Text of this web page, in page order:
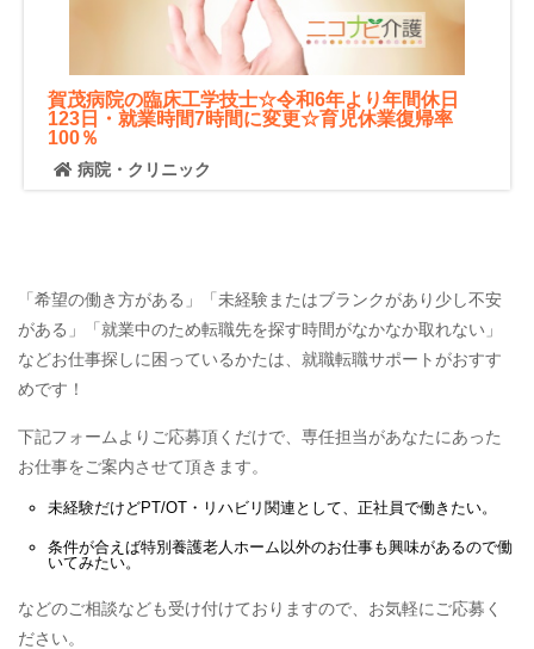
賀茂病院の臨床工学技士☆令和6年より年間休日
123日・就業時間7時間に変更☆育児休業復帰率
100％
病院・クリニック
「希望の働き方がある」「未経験またはブランクがあり少し不安
がある」「就業中のため転職先を探す時間がなかなか取れない」
などお仕事探しに困っているかたは、就職転職サポートがおすす
めです！
下記フォームよりご応募頂くだけで、専任担当があなたにあった
お仕事をご案内させて頂きます。
未経験だけどPT/OT・リハビリ関連 として、 正社員で働きたい。
条件が合えば特別養護老人ホーム以外のお仕事も興味があるので働
いてみたい。
などのご相談なども受け付けておりますので、お気軽にご応募く
ださい。